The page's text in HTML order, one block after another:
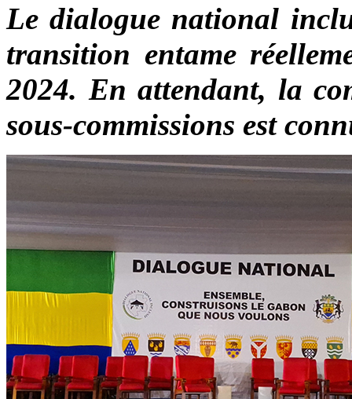
Le dialogue national
transition entame
2024. En attendant, la
sous-commissions est